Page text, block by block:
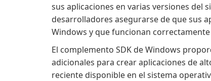
sus aplicaciones en varias versiones del
desarrolladores asegurarse de que sus
Windows y que funcionan
El complemento SDK de Windows
adicionales para crear aplicaciones de
reciente disponible en el sistema